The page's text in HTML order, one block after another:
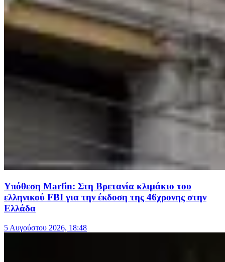
Υπόθεση Marfin: Στη Βρετανία κλιμάκιο του
ελληνικού FBI για την έκδοση της 46χρονης στην
Ελλάδα
5 Αυγούστου 2026, 18:48